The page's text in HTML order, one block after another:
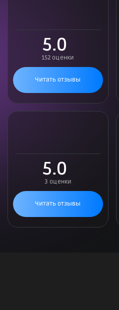
5.0
152 оценки
Читать отзывы
5.0
3 оценки
Читать отзывы